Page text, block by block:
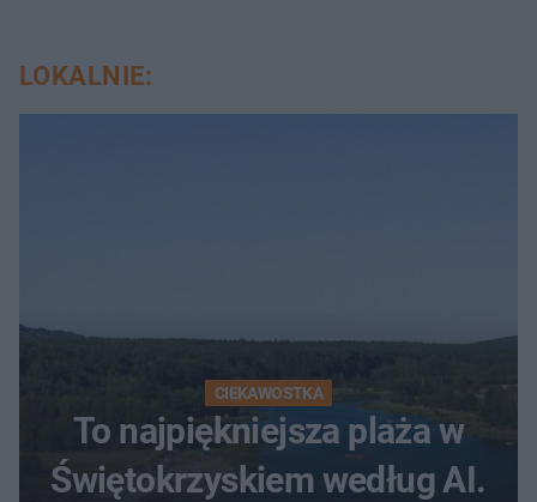
LOKALNIE:
CIEKAWOSTKA
To najpiękniejsza plaża w
Świętokrzyskiem według AI.